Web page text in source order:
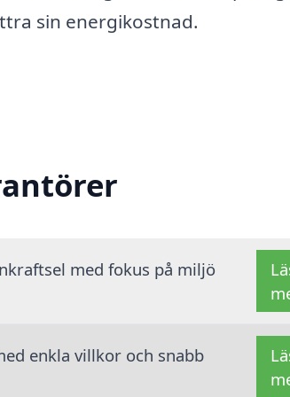
sin energikostnad.
med fokus på miljö
enkla villkor och snabb